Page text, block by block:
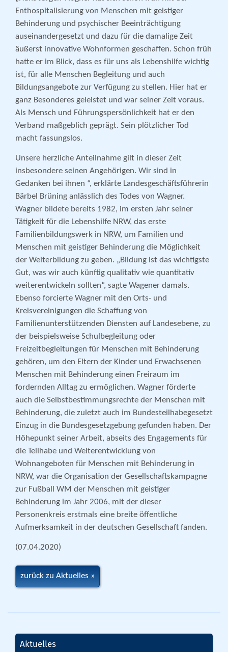
Enthospitalisierung von Menschen mit geistiger
Behinderung und psychischer Beeinträchtigung
auseinandergesetzt und dazu für die damalige Zeit
äußerst innovative Wohnformen geschaffen. Schon früh
hatte er im Blick, dass es für uns als Lebenshilfe wichtig
ist, für alle Menschen Begleitung und auch
Bildungsangebote zur Verfügung zu stellen. Hier hat er
ganz Besonderes geleistet und war seiner Zeit voraus.
Als Mensch und Führungspersönlichkeit hat er den
Verband maßgeblich geprägt. Sein plötzlicher Tod
macht fassungslos.
Unsere herzliche Anteilnahme gilt in dieser Zeit
insbesondere seinen Angehörigen. Wir sind in
Gedanken bei ihnen “, erklärte Landesgeschäftsführerin
Bärbel Brüning anlässlich des Todes von Wagner.
Wagner bildete bereits 1982, im ersten Jahr seiner
Tätigkeit für die Lebenshilfe NRW, das erste
Familienbildungswerk in NRW, um Familien und
Menschen mit geistiger Behinderung die Möglichkeit
der Weiterbildung zu geben. „Bildung ist das wichtigste
Gut, was wir auch künftig qualitativ wie quantitativ
weiterentwickeln sollten“, sagte Wagener damals.
Ebenso forcierte Wagner mit den Orts- und
Kreisvereinigungen die Schaffung von
Familienunterstützenden Diensten auf Landesebene, zu
der beispielsweise Schulbegleitung oder
Freizeitbegleitungen für Menschen mit Behinderung
gehören, um den Eltern der Kinder und Erwachsenen
Menschen mit Behinderung einen Freiraum im
fordernden Alltag zu ermöglichen. Wagner förderte
auch die Selbstbestimmungsrechte der Menschen mit
Behinderung, die zuletzt auch im Bundesteilhabegesetzt
Einzug in die Bundesgesetzgebung gefunden haben. Der
Höhepunkt seiner Arbeit, abseits des Engagements für
die Teilhabe und Weiterentwicklung von
Wohnangeboten für Menschen mit Behinderung in
NRW, war die Organisation der Gesellschaftskampagne
zur Fußball WM der Menschen mit geistiger
Behinderung im Jahr 2006, mit der dieser
Personenkreis erstmals eine breite öffentliche
Aufmerksamkeit in der deutschen Gesellschaft fanden.
(07.04.2020)
zurück zu Aktuelles
Aktuelles